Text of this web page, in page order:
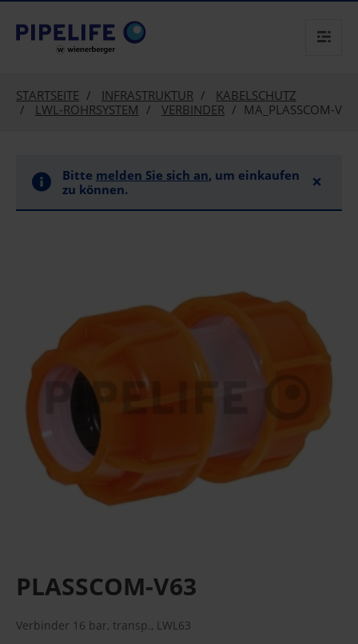
text.skipToContent
text.skipToNavigation
STARTSEITE INFRASTRUKTUR
KABELSCHUTZ
LWL-ROHRSYSTEM
VERBINDER MA_PLASSCOM-V
Bitte melden Sie sich an, um einkaufen
zu können.
×
PLASSCOM-V63
Verbinder 16 bar, transp., LWL63